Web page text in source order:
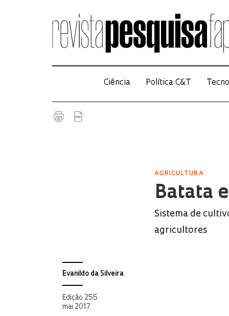
Ciência Política C&T
AGRICULTURA
Batata
Sistema de
agricultores
Evanildo da Silveira
Edição 255
mai 2017